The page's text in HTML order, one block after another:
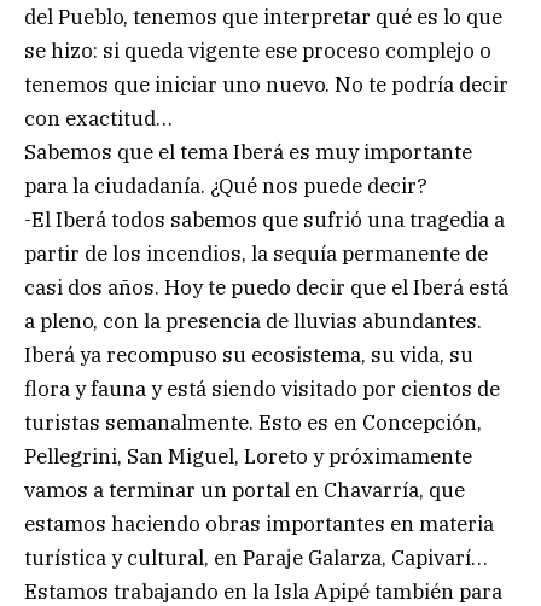
del Pueblo, tenemos que interpretar qué es lo que
se hizo: si queda vigente ese proceso complejo o
tenemos que iniciar uno nuevo. No te podría decir
con exactitud…
Sabemos que el tema Iberá es muy importante
para la ciudadanía. ¿Qué nos puede decir?
-El Iberá todos sabemos que sufrió una tragedia a
partir de los incendios, la sequía permanente de
casi dos años. Hoy te puedo decir que el Iberá está
a pleno, con la presencia de lluvias abundantes.
Iberá ya recompuso su ecosistema, su vida, su
flora y fauna y está siendo visitado por cientos de
turistas semanalmente. Esto es en Concepción,
Pellegrini, San Miguel, Loreto y próximamente
vamos a terminar un portal en Chavarría, que
estamos haciendo obras importantes en materia
turística y cultural, en Paraje Galarza, Capivarí…
Estamos trabajando en la Isla Apipé también para